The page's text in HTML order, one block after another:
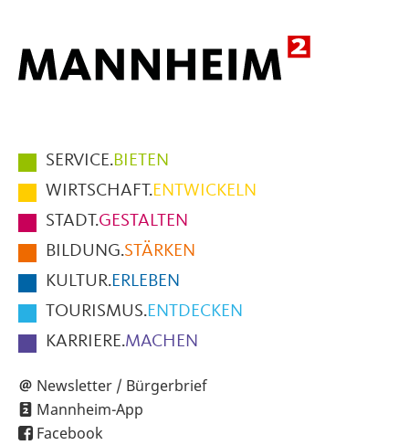
Hauptmenüpunkte
im
Fußbereich
der
Seite
SERVICE.BIETEN
WIRTSCHAFT.ENTWICKELN
STADT.GESTALTEN
BILDUNG.STÄRKEN
KULTUR.ERLEBEN
TOURISMUS.ENTDECKEN
KARRIERE.MACHEN
Newsletter / Bürgerbrief
Mannheim-App
Facebook